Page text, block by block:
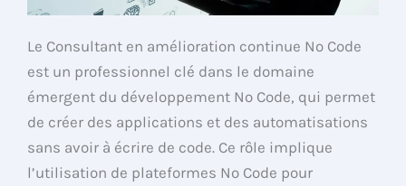
Le Consultant en amélioration continue No Code
est un professionnel clé dans le domaine
émergent du développement No Code, qui permet
de créer des applications et des automatisations
sans avoir à écrire de code. Ce rôle implique
l’utilisation de plateformes No Code pour